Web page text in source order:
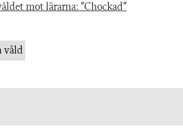
mot lärarna: ”Chockad”
våld